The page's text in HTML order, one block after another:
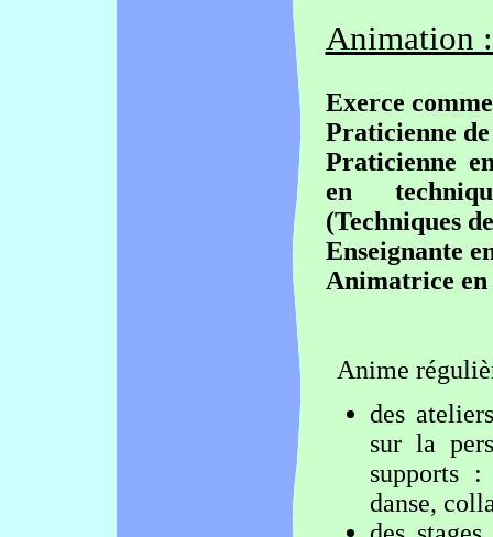
Animation
Exerce
Praticienne
Praticienne
en
(Techniques
Enseignante
Animatrice
Anime
des
sur la
supports :
danse,